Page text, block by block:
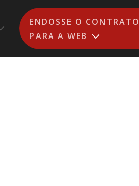
ENDOSSE O CONTRATO
PARA A WEB